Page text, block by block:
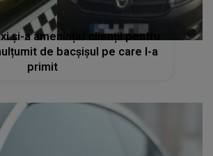
și-a amenințat clienții pentru
de bacșișul pe care l-a
primit